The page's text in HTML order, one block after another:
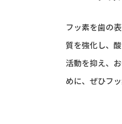
フッ素を歯の
質を強化し、
活動を抑え、
めに、ぜひフ